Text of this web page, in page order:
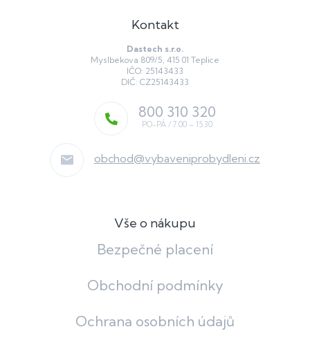
Kontakt
Dastech s.r.o.
Myslbekova 809/5, 415 01 Teplice
IČO: 25143433
DIČ: CZ25143433
obchod@vybaveniprobydleni.cz
800 310 320
Vše o nákupu
Bezpečné placení
Obchodní podmínky
Ochrana osobních údajů